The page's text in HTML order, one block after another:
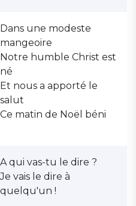
Dans une modeste
mangeoire
Notre humble Christ est
né
Et nous a apporté le
salut
Ce matin de Noël béni
A qui vas-tu le dire ?
Je vais le dire à
quelqu'un !